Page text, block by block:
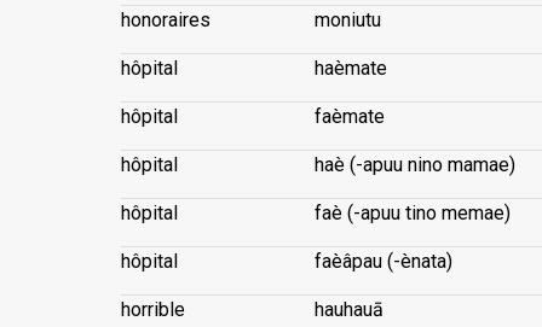
honoraires moniutu
hôpital haèmate
hôpital faèmate
hôpital haè (-apuu nino mamae)
hôpital faè (-apuu tino memae)
hôpital faèâpau (-ènata)
horrible hauhauā